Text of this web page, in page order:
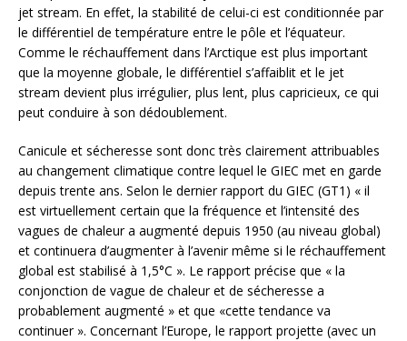
jet stream. En effet, la stabilité de celui-ci est conditionnée par
le différentiel de température entre le pôle et l’équateur.
Comme le réchauffement dans l’Arctique est plus important
que la moyenne globale, le différentiel s’affaiblit et le jet
stream devient plus irrégulier, plus lent, plus capricieux, ce qui
peut conduire à son dédoublement.
Canicule et sécheresse sont donc très clairement attribuables
au changement climatique contre lequel le GIEC met en garde
depuis trente ans. Selon le dernier rapport du GIEC (GT1) « il
est virtuellement certain que la fréquence et l’intensité des
vagues de chaleur a augmenté depuis 1950 (au niveau global)
et continuera d’augmenter à l’avenir même si le réchauffement
global est stabilisé à 1,5°C ». Le rapport précise que « la
conjonction de vague de chaleur et de sécheresse a
probablement augmenté » et que «cette tendance va
continuer ». Concernant l’Europe, le rapport projette (avec un